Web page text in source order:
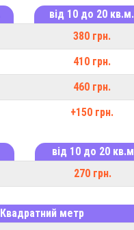
від 10 до 20 кв.м.
380 грн.
410 грн.
460 грн.
+150 грн.
від 10 до 20 кв.м
270 грн.
Квадратний метр